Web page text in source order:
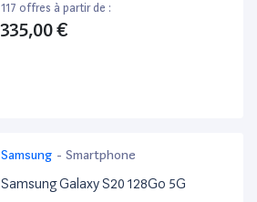
117 offres à partir de :
335,00 €
Samsung - Smartphone
Samsung Galaxy S20 128Go 5G